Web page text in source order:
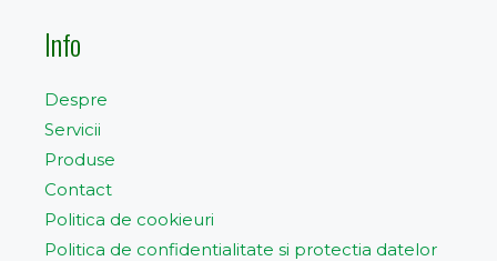
Info
Despre
Servicii
Produse
Contact
Politica de cookieuri
Politica de confidentialitate si protectia datelor